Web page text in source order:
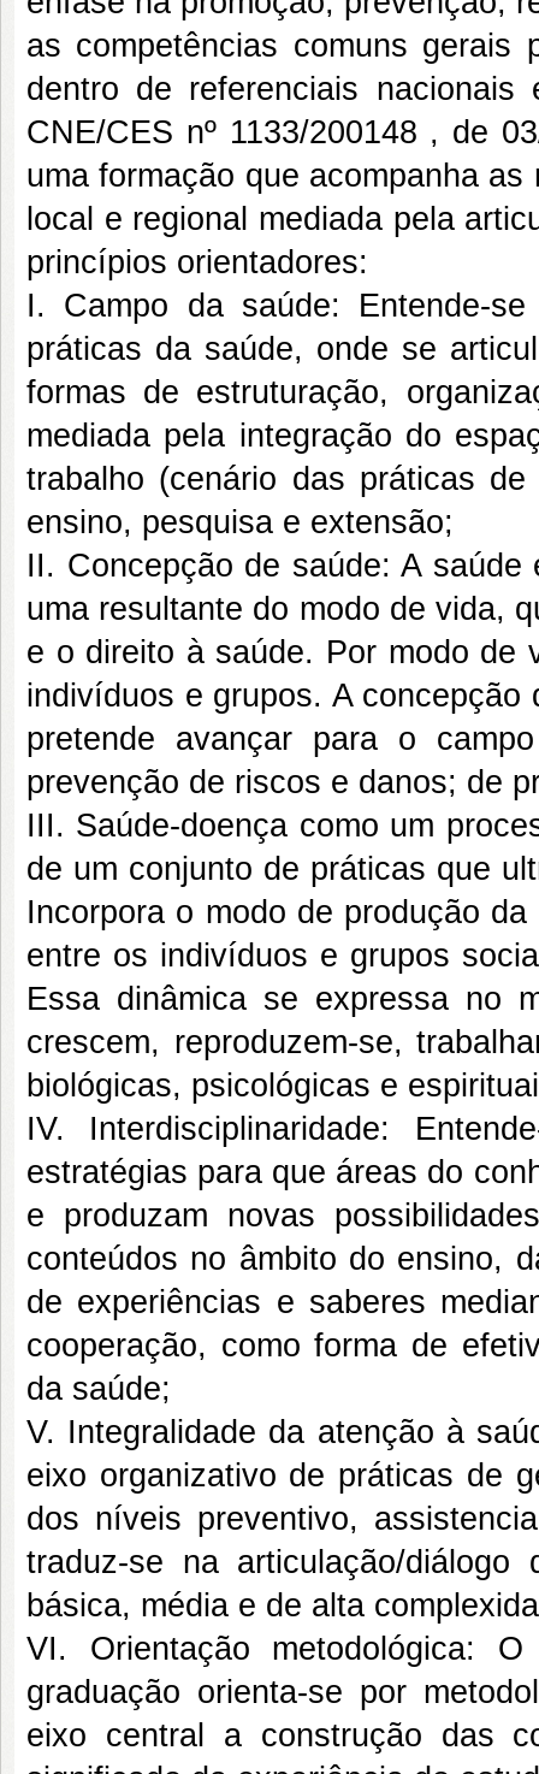
as competências comuns gerais
dentro de referenciais nacionais
CNE/CES nº 1133/200148 , de
uma formação que acompanha
local e regional mediada pela
princípios orientadores:
I. Campo da saúde: Entende-
práticas da saúde, onde se
formas de estruturação,
mediada pela integração do
trabalho (cenário das práticas
ensino, pesquisa e extensão;
II. Concepção de saúde: A
uma resultante do modo de vida,
e o direito à saúde. Por modo de
indivíduos e grupos. A
pretende avançar para o
prevenção de riscos e danos; de
III. Saúde-doença como um
de um conjunto de práticas que
Incorpora o modo de produção
entre os indivíduos e grupos
Essa dinâmica se expressa no
crescem, reproduzem-se,
biológicas, psicológicas e
IV. Interdisciplinaridade:
estratégias para que áreas do
e produzam novas
conteúdos no âmbito do ensino,
de experiências e saberes
cooperação, como forma de
da saúde;
V. Integralidade da atenção à
eixo organizativo de práticas de
dos níveis preventivo,
traduz-se na articulação/
básica, média e de alta
VI. Orientação metodológica:
graduação orienta-se por
eixo central a construção das